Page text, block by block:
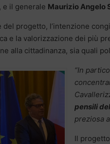
e il generale Maurizio Angelo
del progetto, l’intenzione
e la valorizzazione dei più
alla cittadinanza, sia quali
“In
pensili
preziosa
Il